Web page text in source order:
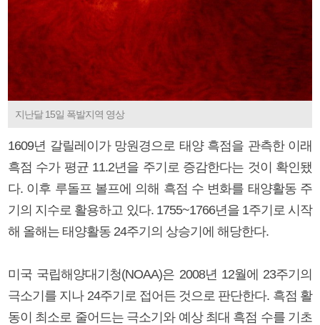
지난달 15일 폭발지역 영상
1609년 갈릴레이가 망원경으로 태양 흑점을 관측한 이래
흑점 수가 평균 11.2년을 주기로 증감한다는 것이 확인됐
다. 이후 루돌프 볼프에 의해 흑점 수 변화를 태양활동 주
기의 지수로 활용하고 있다. 1755~1766년을 1주기로 시작
해 올해는 태양활동 24주기의 상승기에 해당한다.
미국 국립해양대기청(NOAA)은 2008년 12월에 23주기의
극소기를 지나 24주기로 접어든 것으로 판단한다. 흑점 활
동이 최소로 줄어드는 극소기와 예상 최대 흑점 수를 기초